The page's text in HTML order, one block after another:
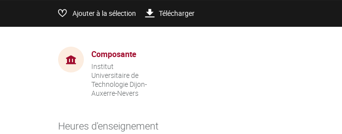
Ajouter à la sélection Télécharger
Composante
Institut
Universitaire de
Technologie Dijon-
Auxerre-Nevers
Heures d'enseignement